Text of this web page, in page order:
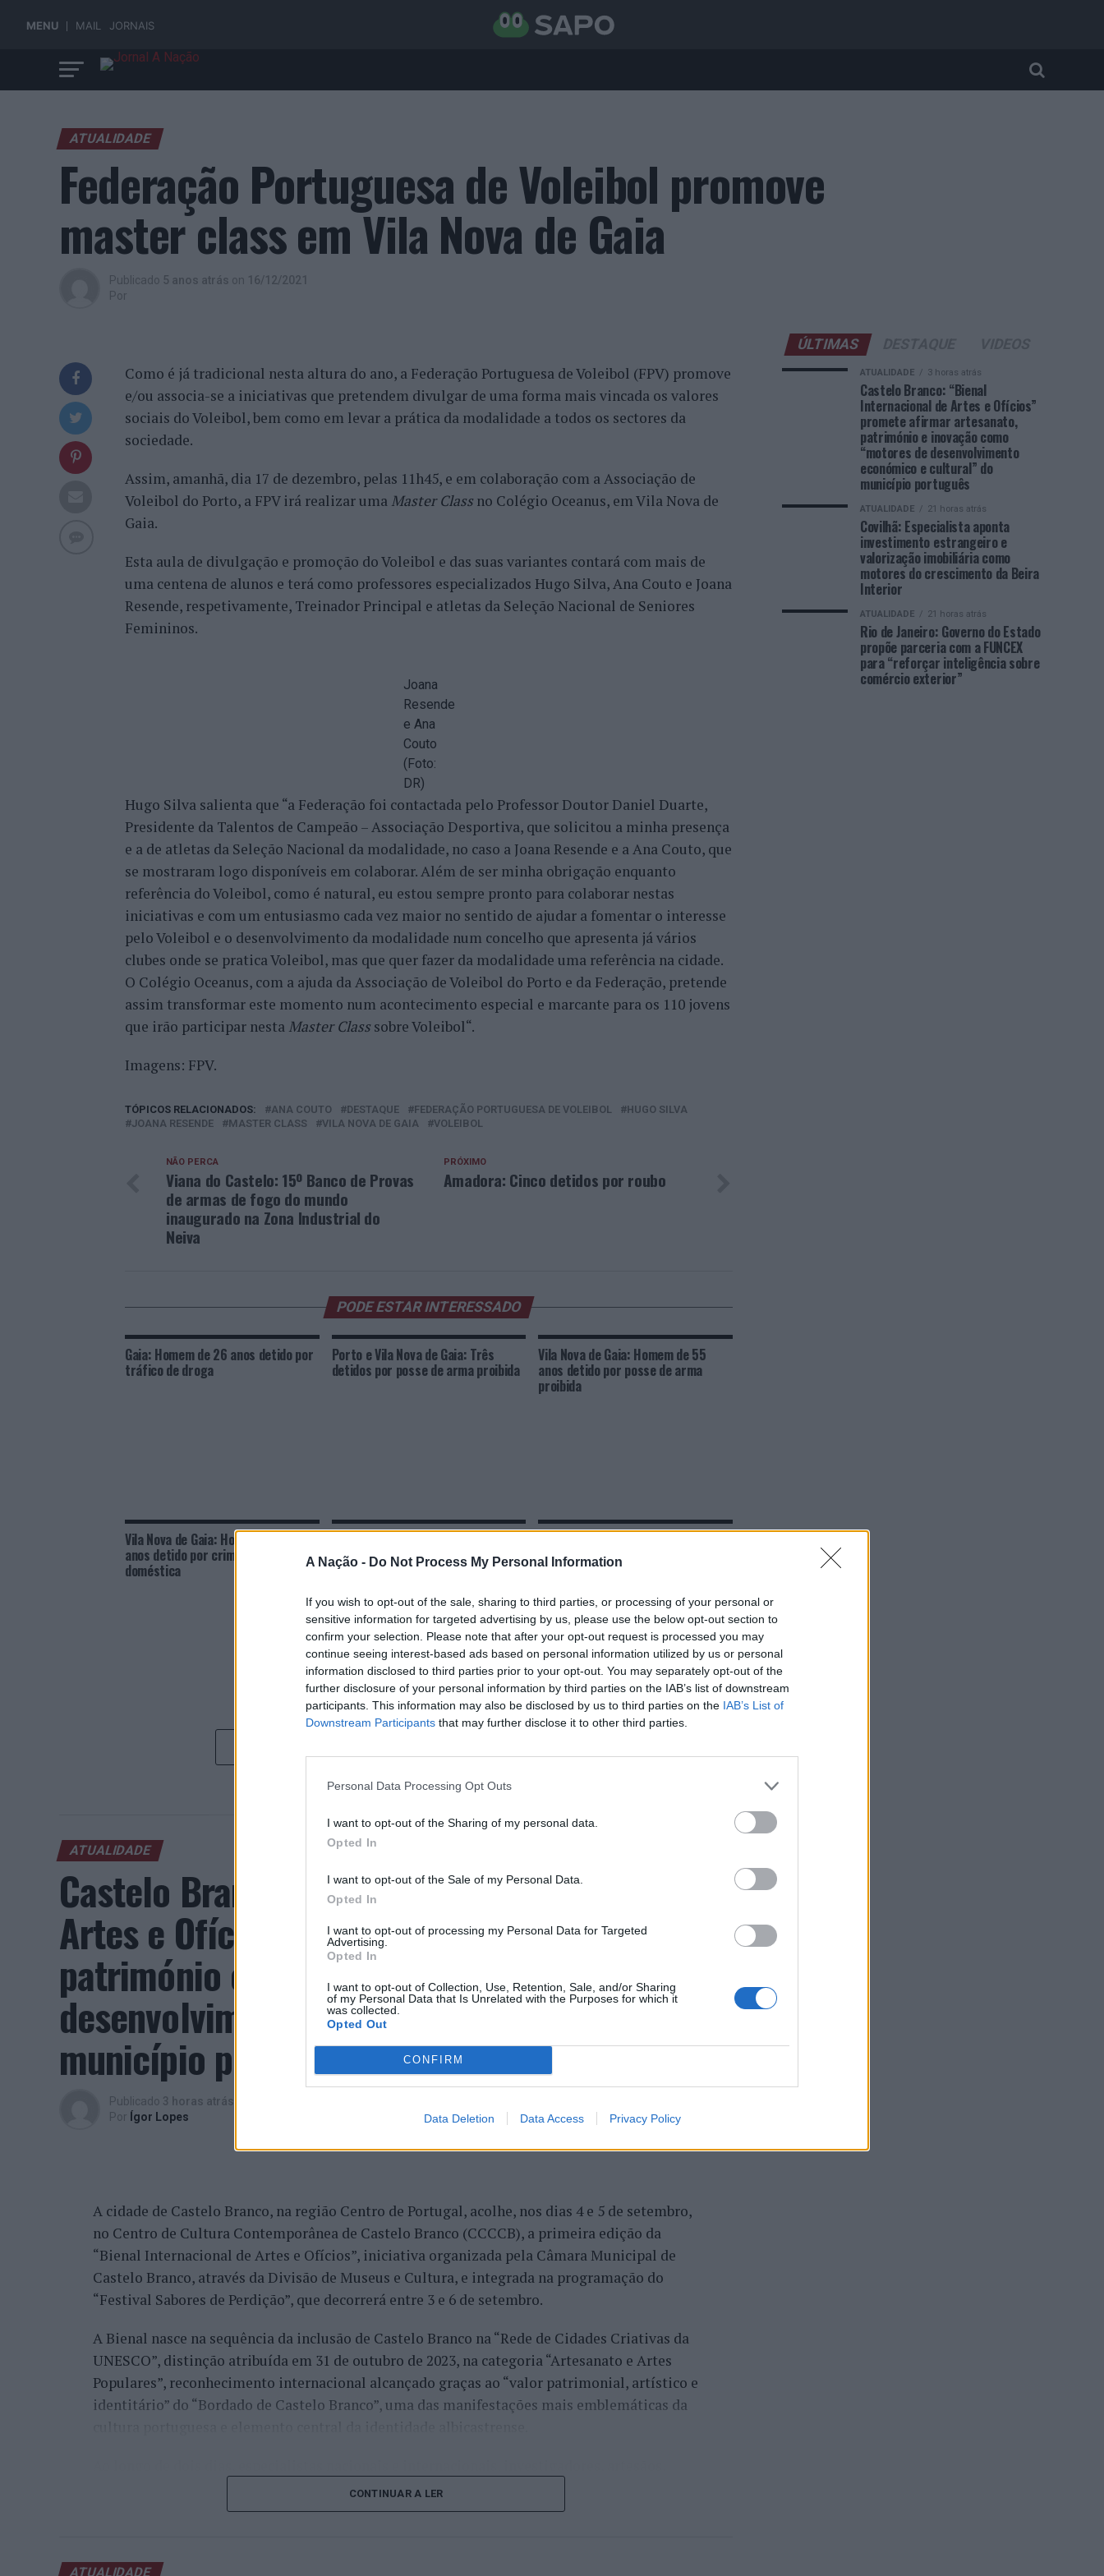
A Nação - Do Not Process My Personal Information
If you wish to opt-out of the sale, sharing to third parties, or processing of your personal or
sensitive information for targeted advertising by us, please use the below opt-out section to
confirm your selection. Please note that after your opt-out request is processed you may
continue seeing interest-based ads based on personal information utilized by us or personal
information disclosed to third parties prior to your opt-out. You may separately opt-out of the
further disclosure of your personal information by third parties on the IAB’s list of downstream
participants. This information may also be disclosed by us to third parties on the IAB’s List of
Downstream Participants that may further disclose it to other third parties.
Personal Data Processing Opt Outs
I want to opt-out of the Sharing of my personal data.
Opted In
I want to opt-out of the Sale of my Personal Data.
Opted In
I want to opt-out of processing my Personal Data for Targeted
Advertising.
Opted In
I want to opt-out of Collection, Use, Retention, Sale, and/or Sharing
of my Personal Data that Is Unrelated with the Purposes for which it
was collected.
Opted Out
CONFIRM
Data Deletion Data Access Privacy Policy
MENU MAIL JORNAIS
ATUALIDADE
Federação Portuguesa de Voleibol promove
master class em Vila Nova de Gaia
Publicado 5 anos atrás on 16/12/2021
Por
Como é já tradicional nesta altura do ano, a Federação Portuguesa de Voleibol (FPV) promove
e/ou associa-se a iniciativas que pretendem divulgar de uma forma mais vincada os valores
sociais do Voleibol, bem como em levar a prática da modalidade a todos os sectores da
sociedade.
Assim, amanhã, dia 17 de dezembro, pelas 11h45, e em colaboração com a Associação de
Voleibol do Porto, a FPV irá realizar uma Master Class no Colégio Oceanus, em Vila Nova de
Gaia.
Esta aula de divulgação e promoção do Voleibol e das suas variantes contará com mais de
uma centena de alunos e terá como professores especializados Hugo Silva, Ana Couto e Joana
Resende, respetivamente, Treinador Principal e atletas da Seleção Nacional de Seniores
Femininos.
Joana
Resende
e Ana
Couto
(Foto:
DR)
Hugo Silva salienta que “a Federação foi contactada pelo Professor Doutor Daniel Duarte,
Presidente da Talentos de Campeão – Associação Desportiva, que solicitou a minha presença
e a de atletas da Seleção Nacional da modalidade, no caso a Joana Resende e a Ana Couto, que
se mostraram logo disponíveis em colaborar. Além de ser minha obrigação enquanto
referência do Voleibol, como é natural, eu estou sempre pronto para colaborar nestas
iniciativas e com um entusiasmo cada vez maior no sentido de ajudar a fomentar o interesse
pelo Voleibol e o desenvolvimento da modalidade num concelho que apresenta já vários
clubes onde se pratica Voleibol, mas que quer fazer da modalidade uma referência na cidade.
O Colégio Oceanus, com a ajuda da Associação de Voleibol do Porto e da Federação, pretende
assim transformar este momento num acontecimento especial e marcante para os 110 jovens
que irão participar nesta Master Class sobre Voleibol“.
Imagens: FPV.
TÓPICOS RELACIONADOS: ANA COUTO DESTAQUE FEDERAÇÃO PORTUGUESA DE VOLEIBOL
HUGO SILVA
JOANA RESENDE
MASTER CLASS VILA NOVA DE GAIA VOLEIBOL
PRÓXIMO
Amadora: Cinco detidos por roubo
NÃO PERCA
Viana do Castelo: 15º Banco de Provas
de armas de fogo do mundo
inaugurado na Zona Industrial do
Neiva
PODE ESTAR INTERESSADO
Gaia: Homem de 26 anos detido por
tráfico de droga
Porto e Vila Nova de Gaia: Três
detidos por posse de arma proibida
Vila Nova de Gaia: Homem de 55
anos detido por posse de arma
proibida
Vila Nova de Gaia: Homem de 80
anos detido por crime de violência
doméstica
preso por tráfico de droga UNA SEGUROS renovam parceria
para a época 2024/2025
ATUALIDADE
Castelo Branco: “Bienal Internacional de
Artes e Ofícios” promete afirmar artesanato,
património e inovação como “motores de
desenvolvimento económico e cultural” do
município português
Publicado 3 horas atrás
Por Ígor Lopes
A cidade de Castelo Branco, na região Centro de Portugal, acolhe, nos dias 4 e 5 de setembro,
no Centro de Cultura Contemporânea de Castelo Branco (CCCCB), a primeira edição da
“Bienal Internacional de Artes e Ofícios”, iniciativa organizada pela Câmara Municipal de
Castelo Branco, através da Divisão de Museus e Cultura, e integrada na programação do
“Festival Sabores de Perdição”, que decorrerá entre 3 e 6 de setembro.
A Bienal nasce na sequência da inclusão de Castelo Branco na “Rede de Cidades Criativas da
UNESCO”, distinção atribuída em 31 de outubro de 2023, na categoria “Artesanato e Artes
Populares”, reconhecimento internacional alcançado graças ao “valor patrimonial, artístico e
identitário” do “Bordado de Castelo Branco”, uma das manifestações mais emblemáticas da
representantes institucionais, organismos públicos, instituições de ensino superior e
cidades pertencentes à “Rede de Cidades Criativas da UNESCO” discutirão políticas públicas,
CONTINUAR A LER
ATUALIDADE
ÚLTIMAS
ATUALIDADE 3 horas atrás
Castelo Branco: “Bienal
Internacional de Artes e Ofícios”
promete afirmar artesanato,
património e inovação como
“motores de desenvolvimento
económico e cultural” do
município português
ATUALIDADE 21 horas atrás
Covilhã: Especialista aponta
investimento estrangeiro e
valorização imobiliária como
motores do crescimento da Beira
Interior
ATUALIDADE 21 horas atrás
Rio de Janeiro: Governo do Estado
propõe parceria com a FUNCEX
para “reforçar inteligência sobre
comércio exterior”